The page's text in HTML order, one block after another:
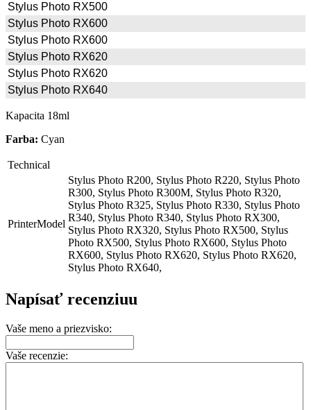
Stylus Photo RX500
Stylus Photo RX600
Stylus Photo RX600
Stylus Photo RX620
Stylus Photo RX620
Stylus Photo RX640
Kapacita 18ml
Farba: Cyan
Technical
PrinterModel
Stylus Photo R200, Stylus Photo R220, Stylus Photo
R300, Stylus Photo R300M, Stylus Photo R320,
Stylus Photo R325, Stylus Photo R330, Stylus Photo
R340, Stylus Photo R340, Stylus Photo RX300,
Stylus Photo RX320, Stylus Photo RX500, Stylus
Photo RX500, Stylus Photo RX600, Stylus Photo
RX600, Stylus Photo RX620, Stylus Photo RX620,
Stylus Photo RX640,
Napísať recenziuu
Vaše meno a priezvisko:
Vaše recenzie: